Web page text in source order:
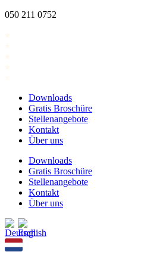
Zum
050 211 0752
Downloads
Gratis Broschüre
Stellenangebote
Kontakt
Über uns
Downloads
Gratis Broschüre
Stellenangebote
Kontakt
Über uns